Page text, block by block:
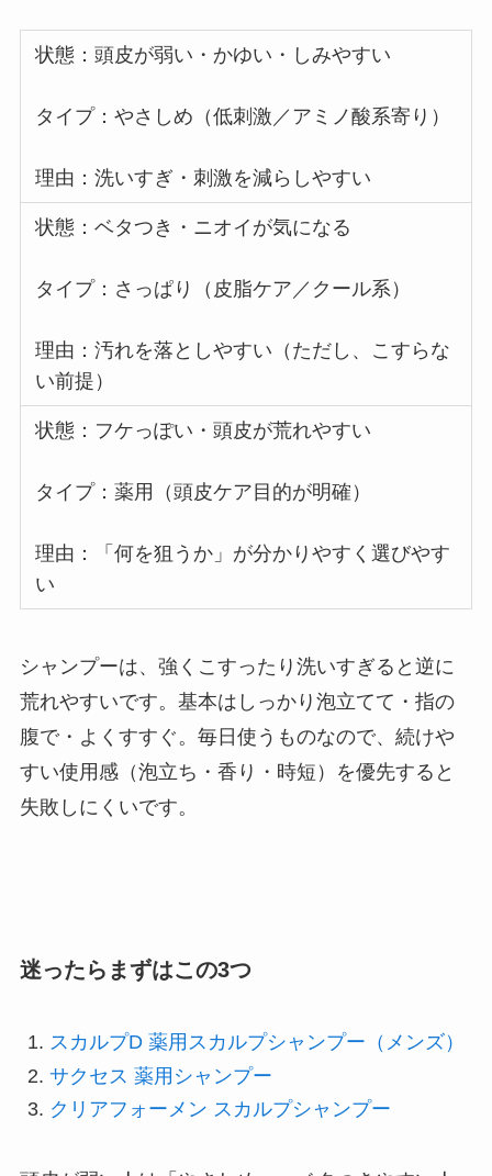
状態：頭皮が弱い・かゆい・しみやすい
タイプ：やさしめ（低刺激／アミノ酸系寄り）
理由：洗いすぎ・刺激を減らしやすい
状態：ベタつき・ニオイが気になる
タイプ：さっぱり（皮脂ケア／クール系）
理由：汚れを落としやすい（ただし、こすらな
い前提）
状態：フケっぽい・頭皮が荒れやすい
タイプ：薬用（頭皮ケア目的が明確）
理由：「何を狙うか」が分かりやすく選びやす
い
シャンプーは、強くこすったり洗いすぎると逆に
荒れやすいです。基本はしっかり泡立てて・指の
腹で・よくすすぐ。毎日使うものなので、続けや
すい使用感（泡立ち・香り・時短）を優先すると
失敗しにくいです。
迷ったらまずはこの3つ
スカルプD 薬用スカルプシャンプー（メンズ）
サクセス 薬用シャンプー
クリアフォーメン スカルプシャンプー